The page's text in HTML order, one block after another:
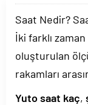
Saat Nedir?
İki farklı
oluşturulan
rakamları
Yuto saat kaç,